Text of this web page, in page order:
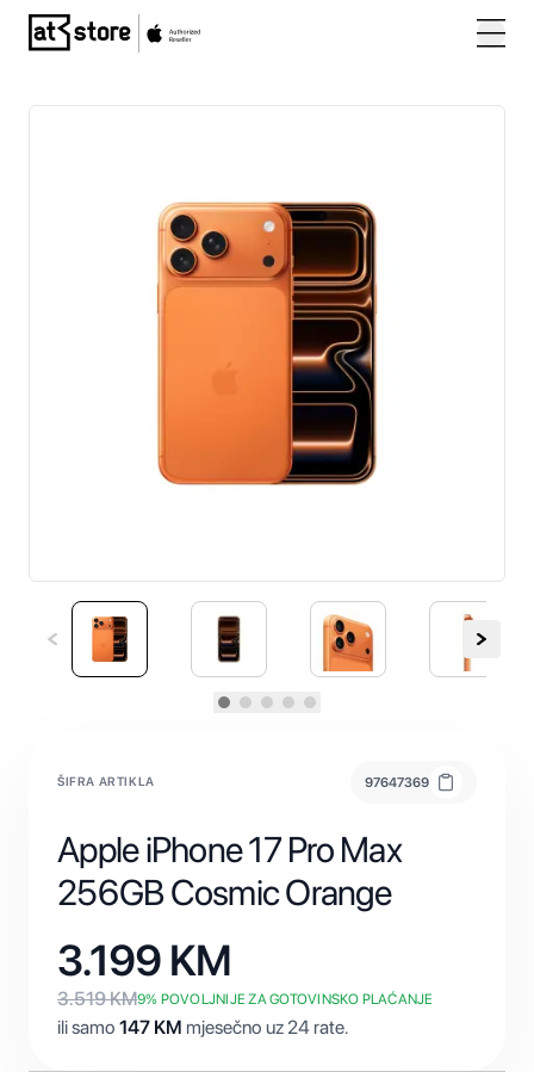
Posjetite početnu stranicu AT Store
ŠIFRA ARTIKLA 97647369
Apple iPhone 17 Pro Max
256GB Cosmic Orange
3.199 KM
3.519KM9% POVOLJNIJE ZA GOTOVINSKO PLAĆANJE
ili samo 147 KM mjesečno uz 24 rate.